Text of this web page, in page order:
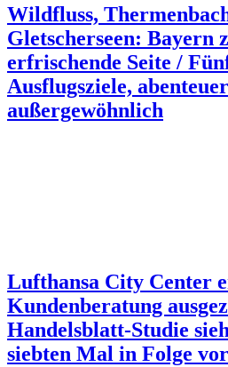
Wildfluss,
Gletscherseen: Bayern
erfrischende Seite /
Ausflugsziele,
außergewöhnlich
Lufthansa City Center
Kundenberatung
Handelsblatt-Studie
siebten Mal in Folge